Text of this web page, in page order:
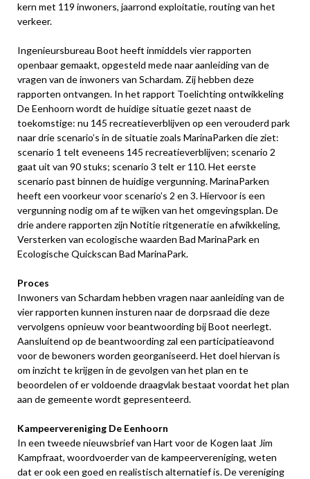
kern met 119 inwoners, jaarrond exploitatie, routing van het
verkeer.
Ingenieursbureau Boot heeft inmiddels vier rapporten
openbaar gemaakt, opgesteld mede naar aanleiding van de
vragen van de inwoners van Schardam. Zij hebben deze
rapporten ontvangen. In het rapport Toelichting ontwikkeling
De Eenhoorn wordt de huidige situatie gezet naast de
toekomstige: nu 145 recreatieverblijven op een verouderd park
naar drie scenario’s in de situatie zoals MarinaParken die ziet:
scenario 1 telt eveneens 145 recreatieverblijven; scenario 2
gaat uit van 90 stuks; scenario 3 telt er 110. Het eerste
scenario past binnen de huidige vergunning. MarinaParken
heeft een voorkeur voor scenario’s 2 en 3. Hiervoor is een
vergunning nodig om af te wijken van het omgevingsplan. De
drie andere rapporten zijn Notitie ritgeneratie en afwikkeling,
Versterken van ecologische waarden Bad MarinaPark en
Ecologische Quickscan Bad MarinaPark.
Proces
Inwoners van Schardam hebben vragen naar aanleiding van de
vier rapporten kunnen insturen naar de dorpsraad die deze
vervolgens opnieuw voor beantwoording bij Boot neerlegt.
Aansluitend op de beantwoording zal een participatieavond
voor de bewoners worden georganiseerd. Het doel hiervan is
om inzicht te krijgen in de gevolgen van het plan en te
beoordelen of er voldoende draagvlak bestaat voordat het plan
aan de gemeente wordt gepresenteerd.
Kampeervereniging De Eenhoorn
In een tweede nieuwsbrief van Hart voor de Kogen laat Jim
Kampfraat, woordvoerder van de kampeervereniging, weten
dat er ook een goed en realistisch alternatief is. De vereniging